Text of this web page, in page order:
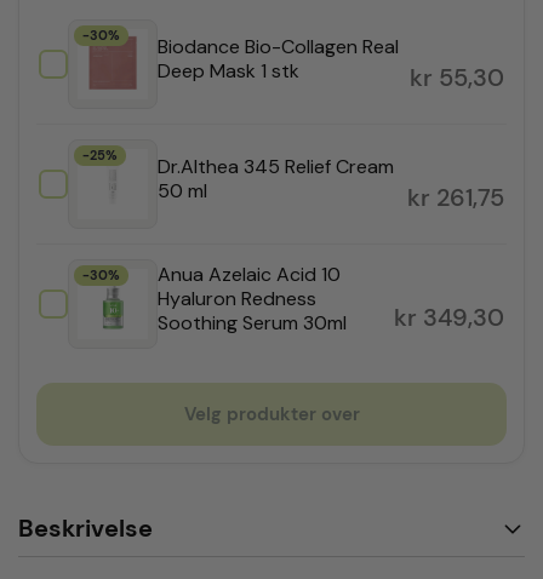
-30%
Biodance Bio-Collagen Real
Deep Mask 1 stk
kr 55,30
-25%
Dr.Althea 345 Relief Cream
50 ml
kr 261,75
-30%
Anua Azelaic Acid 10
Hyaluron Redness
Soothing Serum 30ml
kr 349,30
Velg produkter over
Beskrivelse